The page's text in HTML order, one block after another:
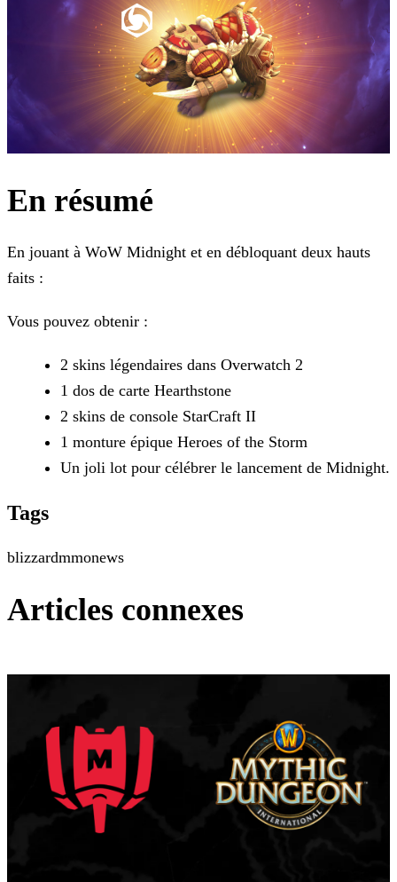
En résumé
En jouant à WoW Midnight et en débloquant deux hauts
faits :
Vous pouvez obtenir :
2 skins légendaires dans Overwatch 2
1 dos de carte Hearthstone
2 skins de console StarCraft II
1 monture épique Heroes of the Storm
Un joli lot pour célébrer le lancement de Midnight.
Tags
blizzardmmonews
Articles connexes